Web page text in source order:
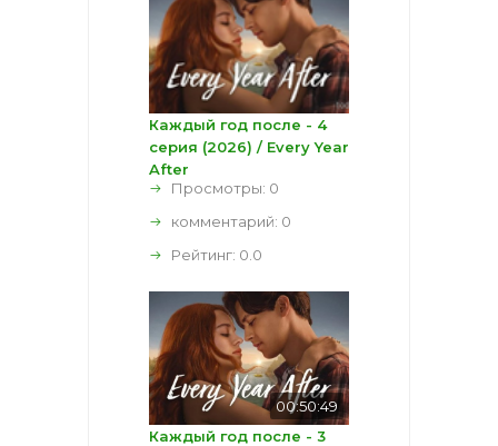
Каждый год после - 4
серия (2026) / Every Year
After
Просмотры: 0
комментарий: 0
Рейтинг: 0.0
00:50:49
Каждый год после - 3